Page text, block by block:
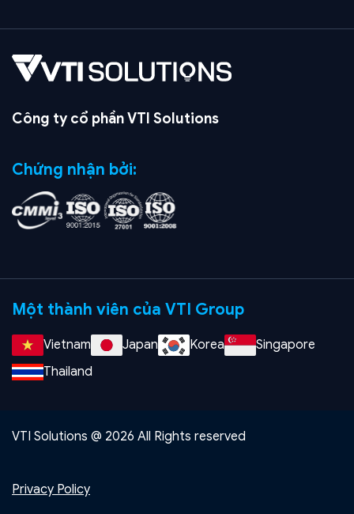
Công ty cổ phần VTI Solutions
Chứng nhận bởi:
Một thành viên của VTI Group
Vietnam Japan Korea
Singapore
Thailand
VTI Solutions @ 2026 All Rights reserved
Privacy Policy